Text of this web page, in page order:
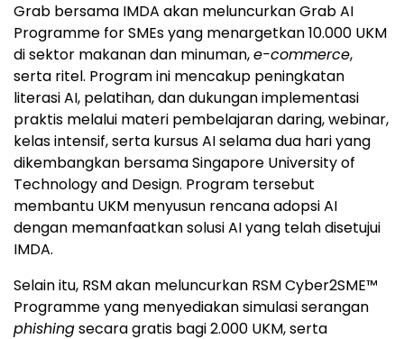
Grab bersama IMDA akan meluncurkan Grab AI
Programme for SMEs yang menargetkan 10.000 UKM
di sektor makanan dan minuman,e-commerce,
serta ritel. Program ini mencakup peningkatan
literasi AI, pelatihan, dan dukungan implementasi
praktis melalui materi pembelajaran daring, webinar,
kelas intensif, serta kursus AI selama dua hari yang
dikembangkan bersama Singapore University of
Technology and Design. Program tersebut
membantu UKM menyusun rencana adopsi AI
dengan memanfaatkan solusi AI yang telah disetujui
IMDA.
Selain itu, RSM akan meluncurkan RSM Cyber2SME™
Programme yang menyediakan simulasi serangan
phishingsecara gratis bagi 2.000 UKM, serta